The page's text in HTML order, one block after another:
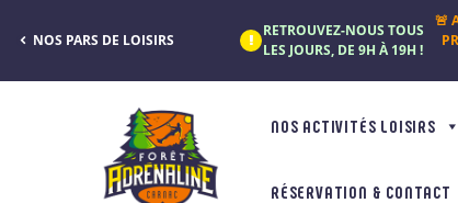
NOS PARS DE LOISIRS
RETROUVEZ-NOUS TOUS
LES JOURS, DE 9H À 19H !
🚨
NOS ACTIVITÉS LOISIRS
RÉSERVATION & CONTACT